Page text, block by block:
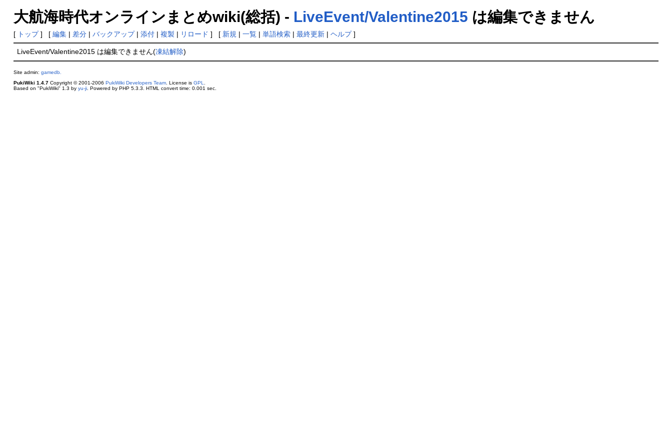
大航海時代オンラインまとめwiki(総括) - LiveEvent/Valentine2015 は編集できません
[ トップ] [ 編集| 差分| バックアップ| 添付| 複製 | リロード ] [ 新規 | 一覧| 単語検索| 最終更新| ヘルプ]
LiveEvent/Valentine2015 は編集できません(凍結解除)
Site admin: gamedb.
PukiWiki 1.4.7Copyright © 2001-2006 PukiWiki Developers Team. License is GPL
Based on "PukiWiki" 1.3 by yu-ji. Powered by PHP 5.3.3. HTML convert time: 0.001 sec.